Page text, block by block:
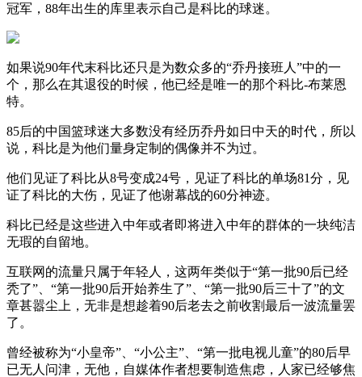
冠军，88年出生的库里表示自己是科比的球迷。
如果说90年代末科比还只是为数众多的“乔丹接班人”中的一
个，那么在其退役的时候，他已经是唯一的那个科比-布莱恩
特。
85后的中国篮球迷大多数没有经历乔丹如日中天的时代，所以
说，科比是为他们量身定制的偶像并不为过。
他们见证了科比从8号变成24号，见证了科比的单场81分，见
证了科比的大伤，见证了他谢幕战的60分神迹。
科比已经是这些进入中年或者即将进入中年的群体的一块纯洁
无瑕的自留地。
互联网的流量只属于年轻人，这两年类似于“第一批90后已经
秃了”、“第一批90后开始养生了”、“第一批90后三十了”的文
章甚嚣尘上，无非是想趁着90后老去之前收割最后一波流量罢
了。
曾经被称为“小皇帝”、“小公主”、“第一批电视儿童”的80后早
已无人问津，无他，自媒体作者想要制造焦虑，人家已经够焦